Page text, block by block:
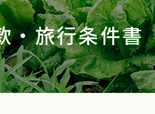
・旅行条件書